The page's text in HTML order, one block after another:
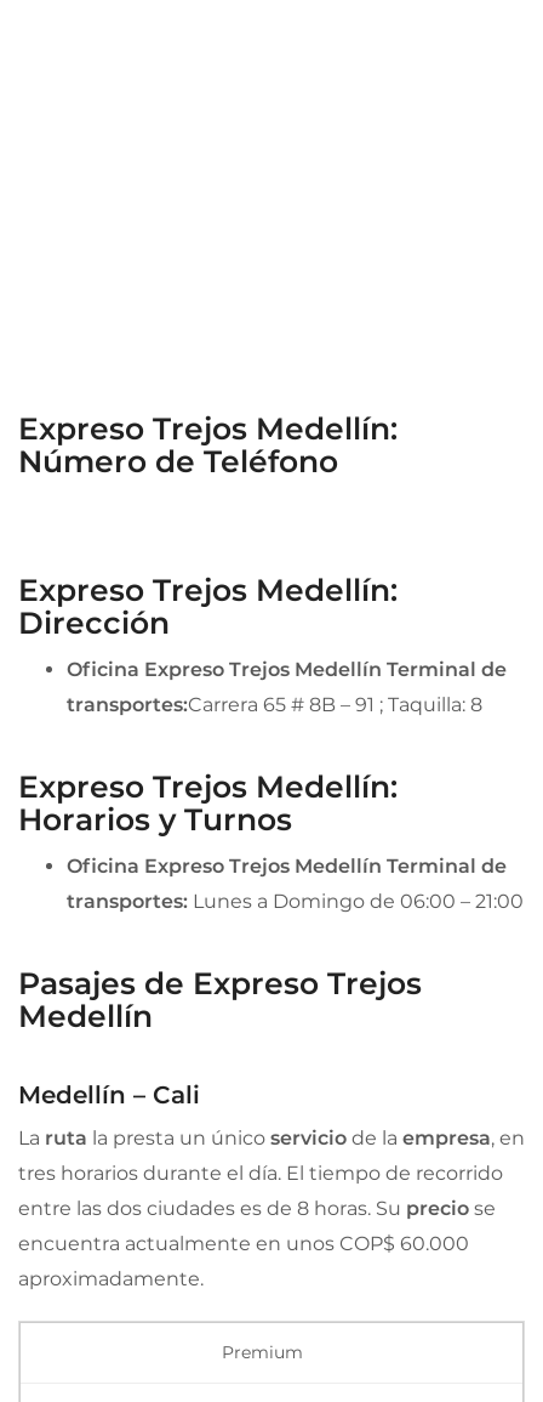
Expreso Trejos Medellín:
Número de Teléfono
Expreso Trejos Medellín:
Dirección
Oficina Expreso Trejos Medellín Terminal de
transportes:Carrera 65 # 8B – 91 ; Taquilla: 8
Expreso Trejos Medellín:
Horarios y Turnos
Oficina Expreso Trejos Medellín Terminal de
transportes: Lunes a Domingo de 06:00 – 21:00
Pasajes de Expreso Trejos
Medellín
Medellín – Cali
La ruta la presta un único servicio de la empresa, en
tres horarios durante el día. El tiempo de recorrido
entre las dos ciudades es de 8 horas. Su precio se
encuentra actualmente en unos COP$ 60.000
aproximadamente.
Premium